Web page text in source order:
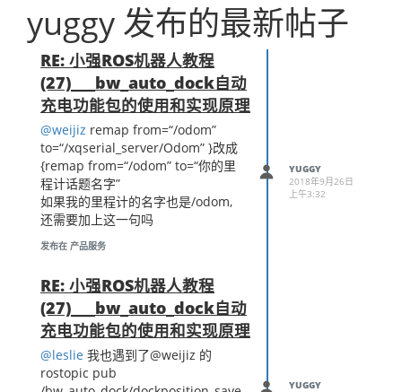
yuggy 发布的最新帖子
RE: 小强ROS机器人教程
(27)___bw_auto_dock自动
充电功能包的使用和实现原理
@weijiz remap from=“/odom”
to=“/xqserial_server/Odom” }改成
{remap from=“/odom” to=“你的里
程计话题名字”
如果我的里程计的名字也是/odom,
还需要加上这一句吗
发布在 产品服务
YUGGY
2018年9月26日
上午3:32
RE: 小强ROS机器人教程
(27)___bw_auto_dock自动
充电功能包的使用和实现原理
@leslie 我也遇到了@weijiz 的
rostopic pub
YUGGY